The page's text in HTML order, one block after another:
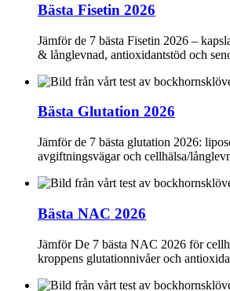
Bästa Fisetin 2026
Jämför de 7 bästa Fisetin 2026 –
& långlevnad, antioxidantstöd och
Bästa Glutation 2026
Jämför de 7 bästa glutation 2026:
avgiftningsvägar och cellhälsa/
Bästa NAC 2026
Jämför De 7 bästa NAC 2026 för
kroppens glutationnivåer och